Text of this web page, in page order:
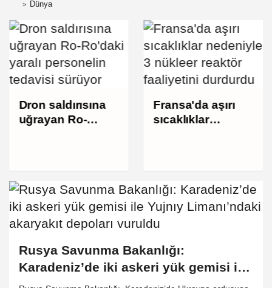
Dünya
Dron saldırısına
uğrayan Ro-
Fransa'da aşırı
sıcaklıklar
Rusya Savunma Bakanlığı:
Karadeniz’de iki askeri yük gemisi ile
Yujnıy Limanı’ndaki akaryakıt